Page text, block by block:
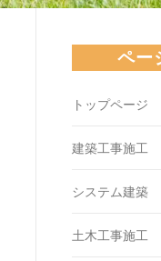
ペー
トップページ
建築工事施工
システム建築
土木工事施工